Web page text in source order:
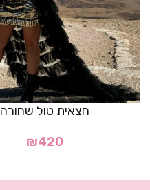
חצאית טול שחורה
₪420